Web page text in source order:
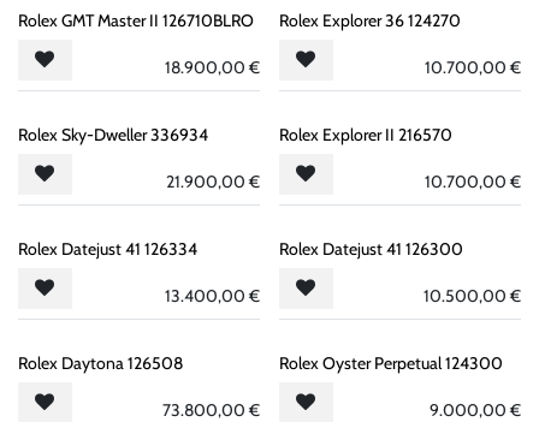
Rolex GMT Master II 126710BLRO
18.900,00€
Rolex Explorer 36 124270
10.700,00€
Rolex Sky-Dweller 336934
21.900,00€
Rolex Explorer II 216570
10.700,00€
Rolex Datejust 41 126334
13.400,00€
Rolex Datejust 41 126300
10.500,00€
Rolex Daytona 126508
73.800,00€
Rolex Oyster Perpetual 124300
9.000,00€